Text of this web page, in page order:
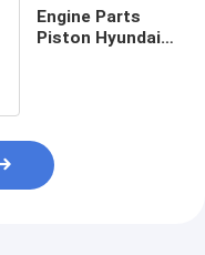
Engine Parts
Piston Hyundai